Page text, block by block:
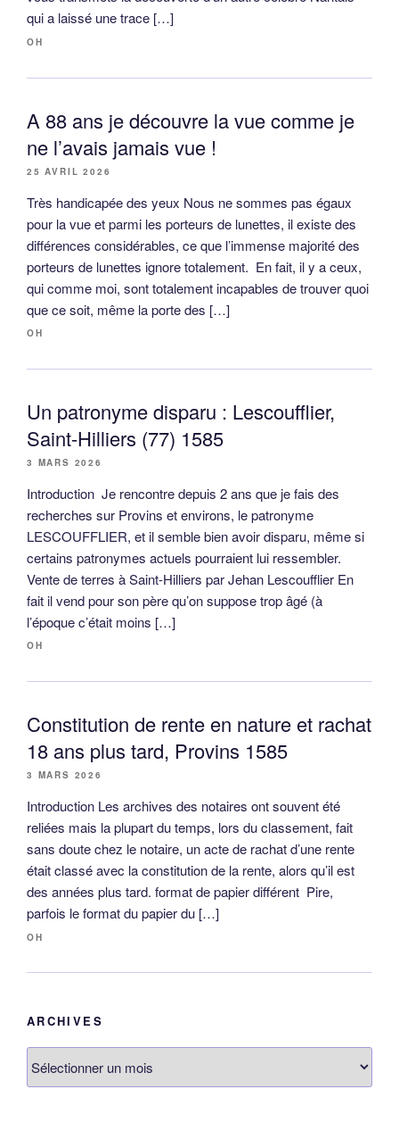
qui a laissé une trace […]
OH
A 88 ans je découvre la vue comme je
ne l’avais jamais vue !
25 AVRIL 2026
Très handicapée des yeux Nous ne sommes pas égaux
pour la vue et parmi les porteurs de lunettes, il existe des
différences considérables, ce que l’immense majorité des
porteurs de lunettes ignore totalement. En fait, il y a ceux,
qui comme moi, sont totalement incapables de trouver quoi
que ce soit, même la porte des […]
OH
Un patronyme disparu : Lescoufflier,
Saint-Hilliers (77) 1585
3 MARS 2026
Introduction Je rencontre depuis 2 ans que je fais des
recherches sur Provins et environs, le patronyme
LESCOUFFLIER, et il semble bien avoir disparu, même si
certains patronymes actuels pourraient lui ressembler.
Vente de terres à Saint-Hilliers par Jehan Lescoufflier En
fait il vend pour son père qu’on suppose trop âgé (à
l’époque c’était moins […]
OH
Constitution de rente en nature et rachat
18 ans plus tard, Provins 1585
3 MARS 2026
Introduction Les archives des notaires ont souvent été
reliées mais la plupart du temps, lors du classement, fait
sans doute chez le notaire, un acte de rachat d’une rente
était classé avec la constitution de la rente, alors qu’il est
des années plus tard. format de papier différent Pire,
parfois le format du papier du […]
OH
ARCHIVES